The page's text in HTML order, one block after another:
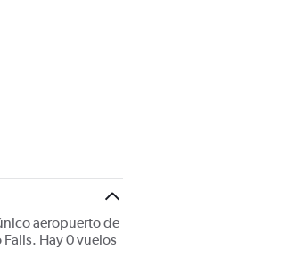
aeropuerto de
Hay 0 vuelos